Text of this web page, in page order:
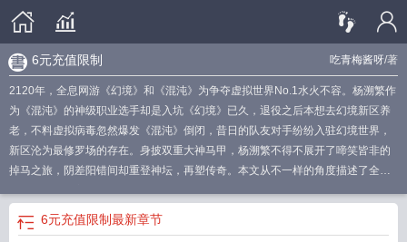
吃青梅酱呀/著
6元充值限制
2120年，全息网游《幻境》和《混沌》为争夺虚拟世界No.1水火不容。杨溯繁作
为《混沌》的神级职业选手却是入坑《幻境》已久，退役之后本想去幻境新区养
老，不料虚拟病毒忽然爆发《混沌》倒闭，昔日的队友对手纷纷入驻幻境世界，
新区沦为最修罗场的存在。身披双重大神马甲，杨溯繁不得不展开了啼笑皆非的
掉马之旅，阴差阳错间却重登神坛，再塑传奇。本文从不一样的角度描述了全新
轻松风趣，剧情跌宕起伏，独特的背景设定下众多风格各异的神级玩家，更是构
成了一个完整立体的全息世界，让人欲罢不能。…
6元充值限制最新章节